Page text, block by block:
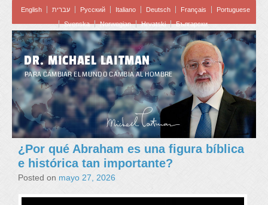
English עברית Pусский Italiano Deutsch Français
Portuguese
Svenska
Norwegian Hrvatski Български
DR. MICHAEL LAITMAN
PARA CAMBIAR EL MUNDO CAMBIA AL HOMBRE
¿Por qué Abraham es una figura bíblica
e histórica tan importante?
Posted on mayo 27, 2026